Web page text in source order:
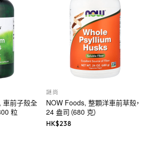
車前子殼全
粒
謎尚
NOW Foods, 整顆洋車前草殼，
24 盎司（680 克）
HK$238